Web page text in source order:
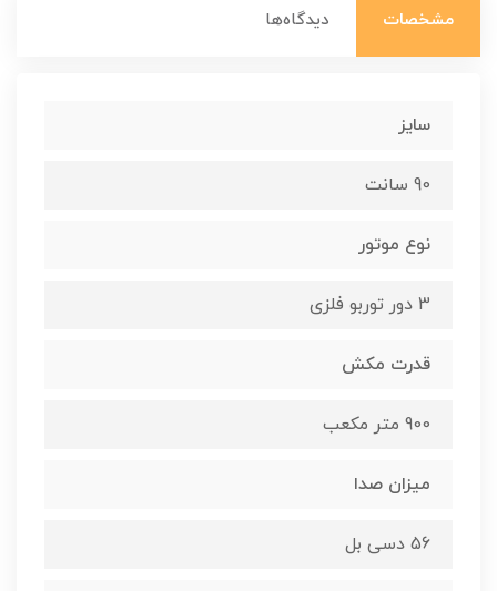
مشخصات دیدگاه‌ها
سایز
90 سانت
نوع موتور
3 دور توربو فلزی
قدرت مکش
900 متر مکعب
میزان صدا
56 دسی بل